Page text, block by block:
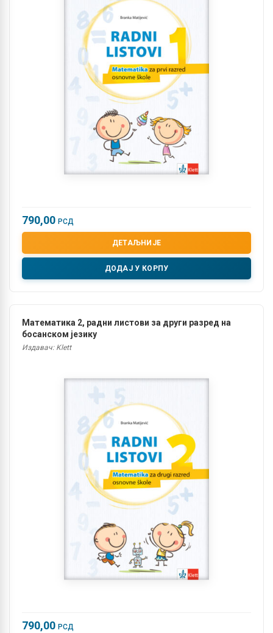
790,00 РСД
ДЕТАЉНИЈЕ
ДОДАЈ У КОРПУ
Математика 2, радни листови за други разред на
босанском језику
Издавач: Klett
790,00 РСД